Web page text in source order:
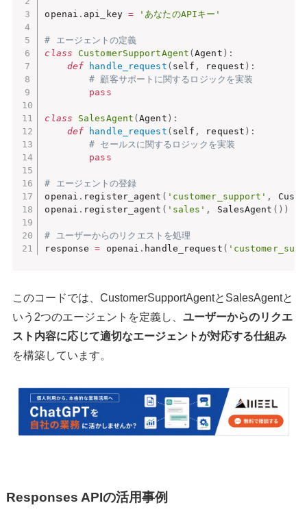
openai . api_key = 'あなたのAPIキー'
# エージェントの定義
class
CustomerSupportAgent (Agent ) :
def
handle_request ( self , request ) :
# 顧客サポートに関するロジックを実装
pass
class SalesAgent (Agent ) :
def
handle_request ( self , request ) :
# セールスに関するロジックを実装
pass
# エージェントの登録
openai . register_agent ( 'customer_support' ,
openai . register_agent ( 'sales' , SalesAgent ( ) )
# ユーザーからのリクエストを処理
response = openai . handle_request (
このコードでは、CustomerSupportAgentとSalesAgentと
いう2つのエージェントを定義し、 ユーザーからのリクエ
スト内容に応じて適切なエージェントが対応する仕組み
を構築しています。
Responses APIの活用事例